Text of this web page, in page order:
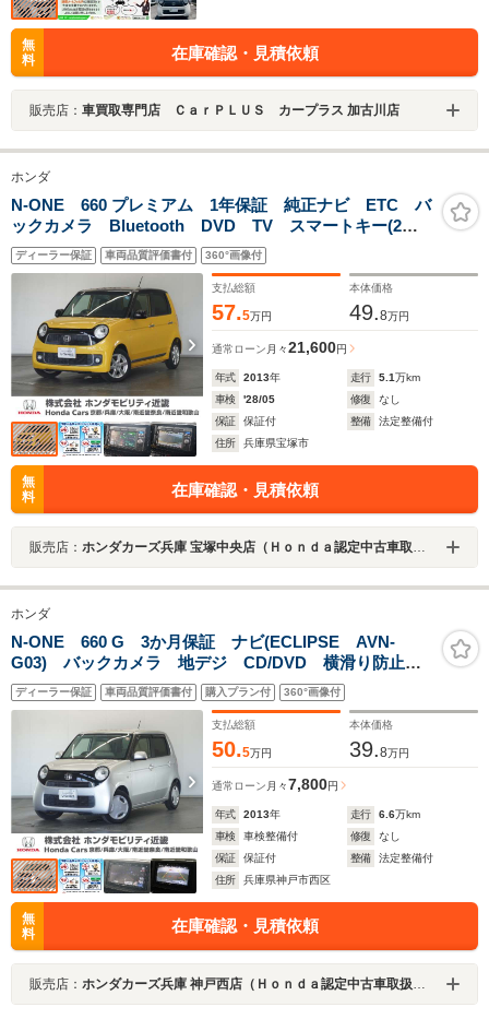
無
料
在庫確認・見積依頼
販売店： 車買取専門店 ＣａｒＰＬＵＳ カープラス 加古川店
ホンダ
N-ONE 660 プレミアム 1年保証 純正ナビ ETC バ
ックカメラ Bluetooth DVD TV スマートキー(2
個) 横滑り防止装置 アイドリングストップ チップ
アップシート 純正アルミホイール HIDヘッドライト
ディーラー保証 車両品質評価書付 360°画像付
支払総額
57.5万円
本体価格
49.8万円
通常ローン 月々21,600円
年式 2013年 走行 5.1万km
車検
'28/05 修復
なし
保証
保証付 整備
法定整備付
住所
兵庫県宝塚市
無
料
在庫確認・見積依頼
販売店： ホンダカーズ兵庫 宝塚中央店（Ｈｏｎｄａ認定中古車取扱店）
ホンダ
N-ONE 660 G 3か月保証 ナビ(ECLIPSE AVN-
G03) バックカメラ 地デジ CD/DVD 横滑り防止装
置 スマートキー(2個) プッシュスタート アイドリン
グストップ オートエアコン チップアップシート
ディーラー保証 車両品質評価書付 購入プラン付 360°画像付
支払総額
50.5万円
本体価格
39.8万円
通常ローン 月々7,800円
年式 2013年 走行 6.6万km
車検
車検整備付 修復
なし
保証
保証付 整備
法定整備付
住所
兵庫県神戸市西区
無
料
在庫確認・見積依頼
販売店： ホンダカーズ兵庫 神戸西店（Ｈｏｎｄａ認定中古車取扱店）